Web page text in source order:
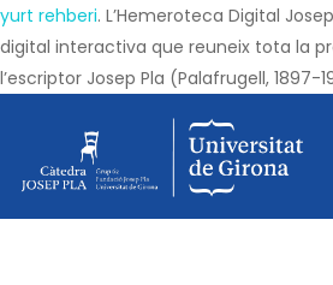
yurt rehberi. L’Hemeroteca Digital
digital interactiva que reuneix tota la
l’escriptor Josep Pla (Palafrugell, 1897-